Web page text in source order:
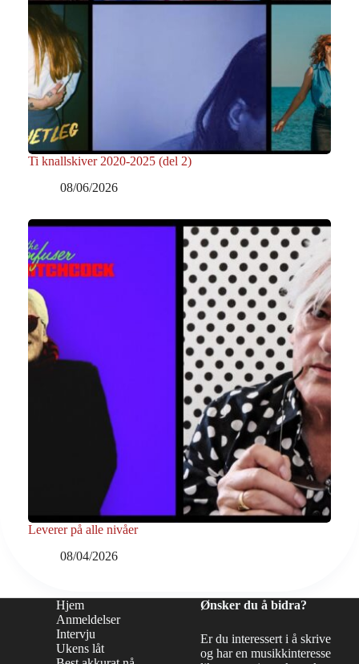
Ti knallskiver 2020-2025 (del 2)
08/06/2026
Leverer på alle nivåer
08/04/2026
Hjem
Anmeldelser
Intervju
Ukens låt
Ønsker du å bidra?
Er du interessert i å skrive
og har en musikkinteresse